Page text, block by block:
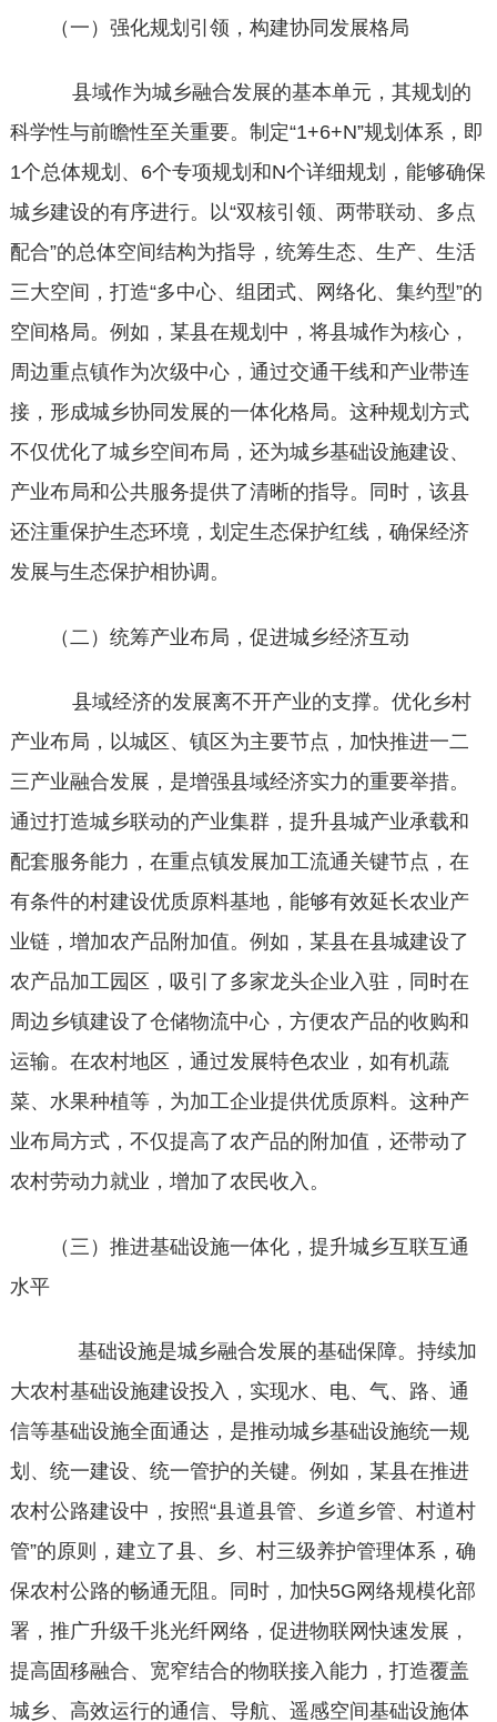
（一）强化规划引领，构建协同发展格局
县域作为城乡融合发展的基本单元，其规划的
科学性与前瞻性至关重要。制定“1+6+N”规划体系，即
1个总体规划、6个专项规划和N个详细规划，能够确保
城乡建设的有序进行。以“双核引领、两带联动、多点
配合”的总体空间结构为指导，统筹生态、生产、生活
三大空间，打造“多中心、组团式、网络化、集约型”的
空间格局。例如，某县在规划中，将县城作为核心，
周边重点镇作为次级中心，通过交通干线和产业带连
接，形成城乡协同发展的一体化格局。这种规划方式
不仅优化了城乡空间布局，还为城乡基础设施建设、
产业布局和公共服务提供了清晰的指导。同时，该县
还注重保护生态环境，划定生态保护红线，确保经济
发展与生态保护相协调。
（二）统筹产业布局，促进城乡经济互动
县域经济的发展离不开产业的支撑。优化乡村
产业布局，以城区、镇区为主要节点，加快推进一二
三产业融合发展，是增强县域经济实力的重要举措。
通过打造城乡联动的产业集群，提升县城产业承载和
配套服务能力，在重点镇发展加工流通关键节点，在
有条件的村建设优质原料基地，能够有效延长农业产
业链，增加农产品附加值。例如，某县在县城建设了
农产品加工园区，吸引了多家龙头企业入驻，同时在
周边乡镇建设了仓储物流中心，方便农产品的收购和
运输。在农村地区，通过发展特色农业，如有机蔬
菜、水果种植等，为加工企业提供优质原料。这种产
业布局方式，不仅提高了农产品的附加值，还带动了
农村劳动力就业，增加了农民收入。
（三）推进基础设施一体化，提升城乡互联互通
水平
基础设施是城乡融合发展的基础保障。持续加
大农村基础设施建设投入，实现水、电、气、路、通
信等基础设施全面通达，是推动城乡基础设施统一规
划、统一建设、统一管护的关键。例如，某县在推进
农村公路建设中，按照“县道县管、乡道乡管、村道村
管”的原则，建立了县、乡、村三级养护管理体系，确
保农村公路的畅通无阻。同时，加快5G网络规模化部
署，推广升级千兆光纤网络，促进物联网快速发展，
提高固移融合、宽窄结合的物联接入能力，打造覆盖
城乡、高效运行的通信、导航、遥感空间基础设施体